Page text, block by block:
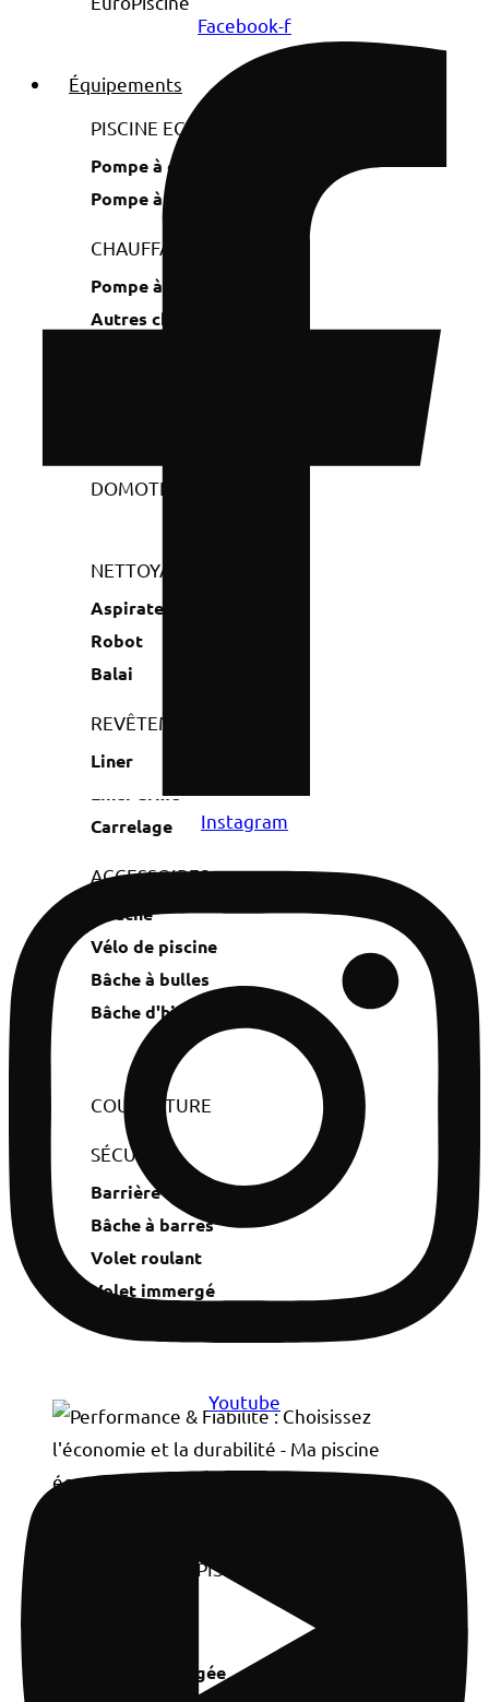
Équipements
PISCINE ECORESPONSABLE
Pompe à chaleur Inverter
Pompe à vitesse variable
CHAUFFAGE
Pompe à chaleur
Autres chauffages
DOMOTIQUE
NETTOYAGE
Aspirateur
Robot
Balai
REVÊTEMENT
Liner
Liner armé
Carrelage
ACCESSOIRES
Douche
Vélo de piscine
Bâche à bulles
Bâche d'hivernage
COUVERTURE
SÉCURITÉ
Barrière de piscine
Bâche à barres
Volet roulant
Volet immergé
ABORDS DE PISCINE
Plage immergée
Facebook-f
Instagram
Youtube